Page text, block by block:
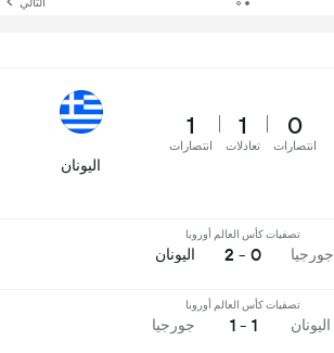
0
انتصارات
1
تعادلات
1
انتصارات
اليونان
جورجيا
تصفيات كأس العالم أوروبا
0 - 2 اليونان
اليونان
تصفيات كأس العالم أوروبا
1 - 1 جورجيا